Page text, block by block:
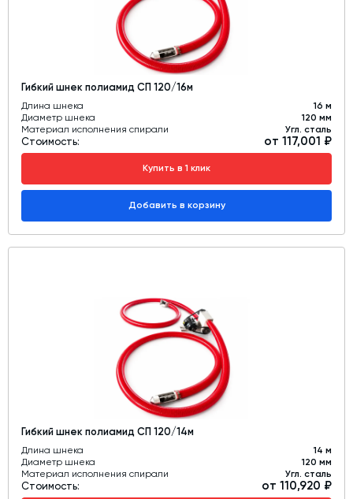
Гибкий шнек полиамид СП 120/16м
Длина шнека
16 м
Диаметр шнека
120 мм
Материал исполнения спирали
Угл. сталь
Стоимость: от 117,001 ₽
Купить в 1 клик
Добавить в корзину
Гибкий шнек полиамид СП 120/14м
Длина шнека
14 м
Диаметр шнека
120 мм
Материал исполнения спирали
Угл. сталь
Стоимость: от 110,920 ₽